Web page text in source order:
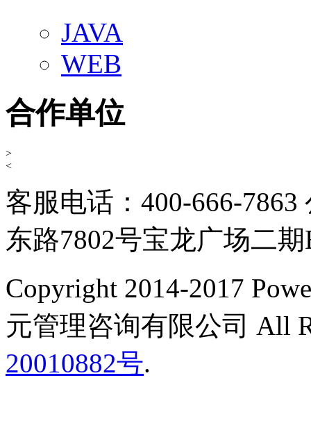
JAVA
WEB
合作单位
>
<
客服电话：400-666-
东路7802号宝龙广场二
Copyright 2014-2017
元管理咨询有限公司 All
20010882号.